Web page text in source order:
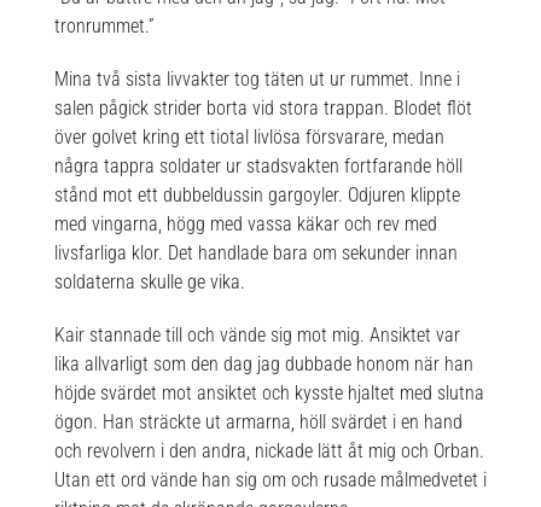
tronrummet.”
Mina två sista livvakter tog täten ut ur rummet. Inne i
salen pågick strider borta vid stora trappan. Blodet flöt
över golvet kring ett tiotal livlösa försvarare, medan
några tappra soldater ur stadsvakten fortfarande höll
stånd mot ett dubbeldussin gargoyler. Odjuren klippte
med vingarna, högg med vassa käkar och rev med
livsfarliga klor. Det handlade bara om sekunder innan
soldaterna skulle ge vika.
Kair stannade till och vände sig mot mig. Ansiktet var
lika allvarligt som den dag jag dubbade honom när han
höjde svärdet mot ansiktet och kysste hjaltet med slutna
ögon. Han sträckte ut armarna, höll svärdet i en hand
och revolvern i den andra, nickade lätt åt mig och Orban.
Utan ett ord vände han sig om och rusade målmedvetet i